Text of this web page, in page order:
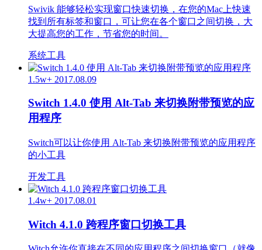
Swivik 能够轻松实现窗口快速切换，在您的Mac上快速
找到所有标签和窗口，可让您在各个窗口之间切换，大
大提高您的工作，节省您的时间。
系统工具
1.5w+ 2017.08.09
Switch 1.4.0 使用 Alt-Tab 来切换附带预览的应
用程序
Switch可以让你使用 Alt-Tab 来切换附带预览的应用程序
的小工具
开发工具
1.4w+ 2017.08.01
Witch 4.1.0 跨程序窗口切换工具